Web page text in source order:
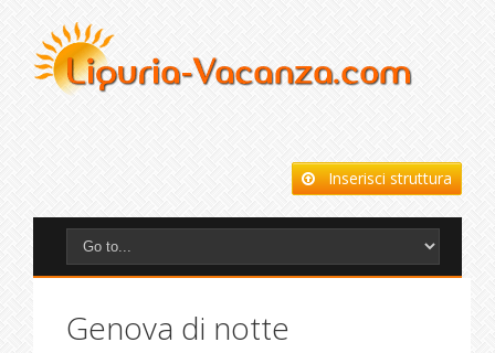
Inserisci struttura
Genova di notte